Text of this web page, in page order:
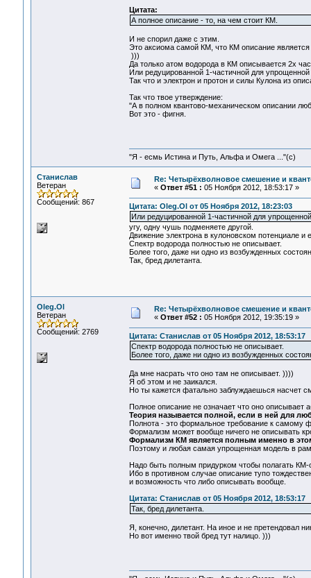
Цитата:
А полное описание - то, на чем стоит КМ.
И не спорил даже с этим.
Это аксиома самой КМ, что КМ описание
)))
Да только атом водорода в КМ описывается 2х
Или редуцированной 1-частичной для
Так что и электрон и протон и силы Кулона из
Так что твое утверждение:
"А в полном квантово-механическом описании
Вот это - фигня.
"Я - есмь Истина и Путь, Альфа и Омега ..."(с)
Станислав
Ветеран
Сообщений: 867
Re: Четырёхволновое смешение и
« Ответ #51 : 05 Ноября 2012, 18:53:17 »
Цитата: Oleg.Ol от 05 Ноября 2012, 18:23:03
Или редуцированной 1-частичной для
угу, одну чушь подменяете другой.
Движение электрона в кулоновском потенциале и
Спектр водорода полностью не описывает.
Более того, даже ни одно из возбужденных
Так, бред дилетанта.
Oleg.Ol
Ветеран
Сообщений: 2769
Re: Четырёхволновое смешение и
« Ответ #52 : 05 Ноября 2012, 19:35:19 »
Цитата: Станислав от 05 Ноября 2012, 18:53:17
Спектр водорода полностью не описывает.
Более того, даже ни одно из возбужденных
Да мне насрать что оно там не описывает. ))))
Я об этом и не заикался.
Но ты кажется фатально заблуждаешься насчет
Полное описание не означает что оно описывает
Теория называется полной, если в ней для
Полнота - это формальное требование к самому
Формализм может вообще ничего не описывать
Формализм КМ является полным именно в
Поэтому и любая самая упрощенная модель в
Надо быть полным придурком чтобы полагать
Ибо в противном случае описание тупо
и возможность что либо описывать вообще.
Цитата: Станислав от 05 Ноября 2012, 18:53:17
Так, бред дилетанта.
Я, конечно, дилетант. На иное и не претендовал
Но вот именно твой бред тут налицо. )))